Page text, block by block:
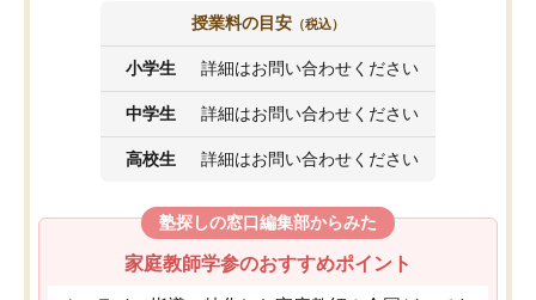
授業料の目安 （税込）
小学生 詳細はお問い合わせください
中学生 詳細はお問い合わせください
高校生 詳細はお問い合わせください
塾探しの窓口編集部からみた
家庭教師学参のおすすめポイント